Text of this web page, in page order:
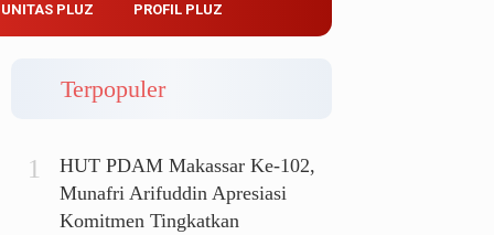
PLUZ PROFIL PLUZ
Terpopuler
HUT PDAM Makassar Ke-102,
Munafri Arifuddin Apresiasi
Komitmen Tingkatkan